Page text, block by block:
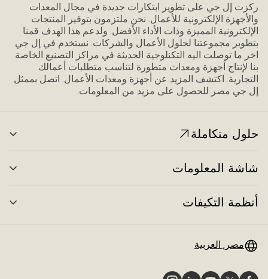
ركزت إل جي على تطوير ابتكارات جديدة في مجال المعدات
والأجهزة الإلكترونية للأعمال. نحن ملتزمون بتوفير المنتجات
الإلكترونية المميزة وذات الأداء الأفضل. ولدعم هذا الهدف قمنا
بتطوير مجموعتنا لحلول الأعمال والشركات. نستخدم في إل جي
اخر ما توصلت اليه التكنلوجية الحديثة في مراكز التصنيع الخاصة
بنا لإنتاج أجهزة ومعدات متطورة لتناسب متطلبات أعمالك
التجارية. اكتشف المزيد عن أجهزة ومعدات الأعمال. اتصل بممثل
إل جي مصر للحصول على مزيد من المعلومات.
حلول متكاملة
شاشة المعلومات
أنظمة التكيفات
مصر, العربية